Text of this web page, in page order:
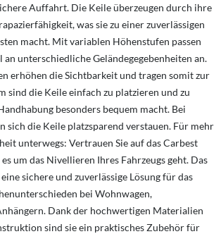
Auffahrt. Die Keile überzeugen durch ihre
was sie zu einer zuverlässigen
macht. Mit variablen Höhenstufen passen
unterschiedliche Geländegegebenheiten an.
erhöhen die Sichtbarkeit und tragen somit zur
sind die Keile einfach zu platzieren und zu
besonders bequem macht. Bei
sich die Keile platzsparend verstauen. Für mehr
unterwegs: Vertrauen Sie auf das Carbest
um das Nivellieren Ihres Fahrzeugs geht. Das
sichere und zuverlässige Lösung für das
bei Wohnwagen,
Dank der hochwertigen Materialien
sind sie ein praktisches Zubehör für